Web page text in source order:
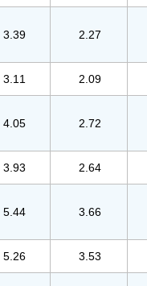
2.27
3.39
2.09
3.11
2.72
4.05
2.64
3.93
3.66
5.44
3.53
5.26